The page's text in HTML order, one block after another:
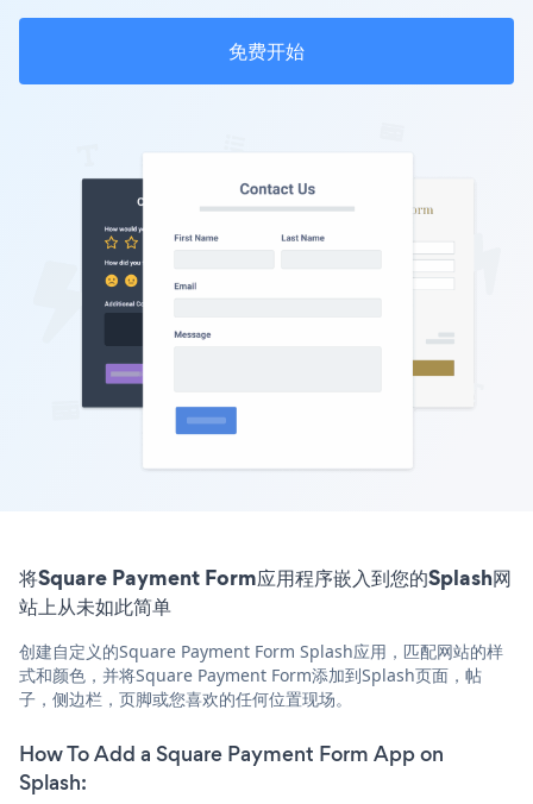
免费开始
将Square Payment Form应用程序嵌入到您的Splash网
站上从未如此简单
创建自定义的Square Payment Form Splash应用，匹配网站的样
式和颜色，并将Square Payment Form添加到Splash页面，帖
子，侧边栏，页脚或您喜欢的任何位置现场。
How To Add a Square Payment Form App on
Splash: